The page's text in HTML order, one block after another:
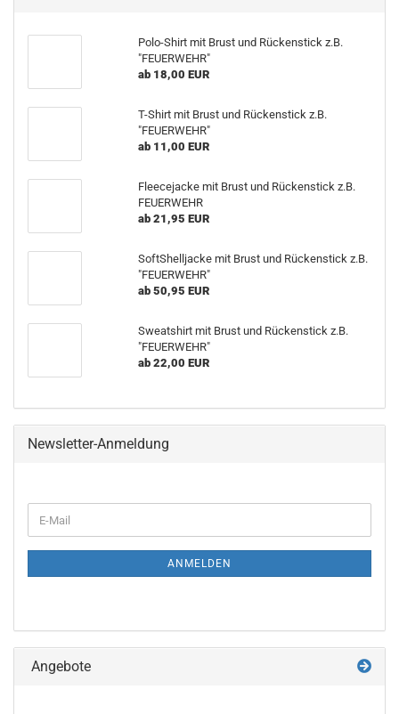
Polo-Shirt mit Brust und Rückenstick z.B.
"FEUERWEHR"
ab 18,00 EUR
T-Shirt mit Brust und Rückenstick z.B.
"FEUERWEHR"
ab 11,00 EUR
Fleecejacke mit Brust und Rückenstick z.B.
FEUERWEHR
ab 21,95 EUR
SoftShelljacke mit Brust und Rückenstick z.B.
"FEUERWEHR"
ab 50,95 EUR
Sweatshirt mit Brust und Rückenstick z.B.
"FEUERWEHR"
ab 22,00 EUR
Newsletter-Anmeldung
ZUR
E-
Mail
ANMELDEN
Angebote